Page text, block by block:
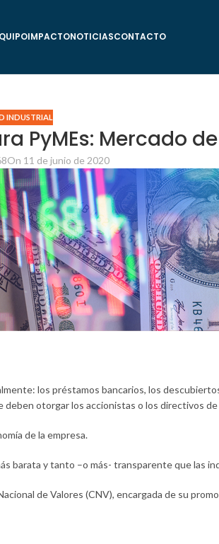
IMPACTONOTICIASCONTACTO
INDUSTRIAL
PyMEs: Mercado
On 11 de junio de 2020
los préstamos bancarios, los
otorgar los accionistas o los directivos de
de la empresa.
barata y tanto –o más- transparente que las
de Valores (CNV), encargada de su